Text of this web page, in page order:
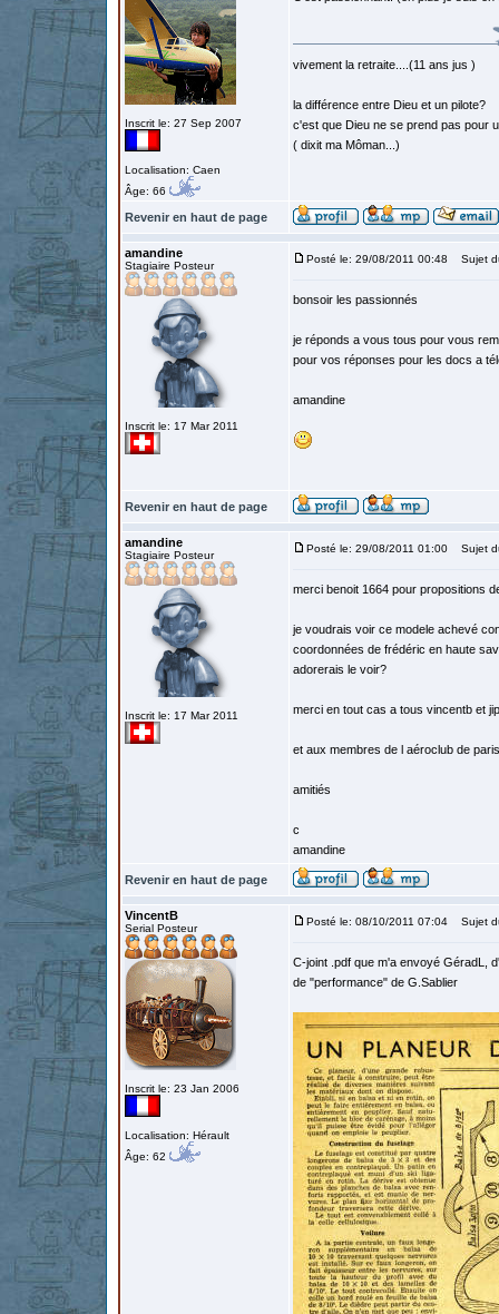
Inscrit le: 27 Sep 2007
Localisation: Caen
Âge: 66
vivement la retraite....(11 ans jus )
la différence entre Dieu et un pilote?
c'est que Dieu ne se prend pas pour
( dixit ma Môman...)
Revenir en haut de page
amandine
Stagiaire Posteur
Inscrit le: 17 Mar 2011
Posté le: 29/08/2011 00:48 Sujet
bonsoir les passionnés
je réponds a vous tous pour vous
pour vos réponses pour les docs a
amandine
Revenir en haut de page
amandine
Stagiaire Posteur
Inscrit le: 17 Mar 2011
Posté le: 29/08/2011 01:00 Sujet
merci benoit 1664 pour propositions
je voudrais voir ce modele achevé
coordonnées de frédéric en haute
adorerais le voir?
merci en tout cas a tous vincentb et
et aux membres de l aéroclub de
amitiés
c
amandine
Revenir en haut de page
VincentB
Serial Posteur
Inscrit le: 23 Jan 2006
Localisation: Hérault
Âge: 62
Posté le: 08/10/2011 07:04 Sujet
C-joint .pdf que m'a envoyé GéradL,
de "performance" de G.Sablier